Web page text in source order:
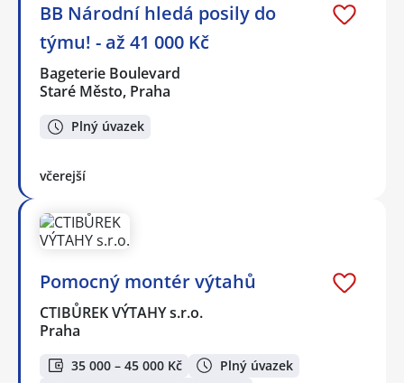
BB Národní hledá posily do
týmu! - až 41 000 Kč
Bageterie Boulevard
Staré Město, Praha
Plný úvazek
včerejší
Pomocný montér výtahů
CTIBŮREK VÝTAHY s.r.o.
Praha
35 000 – 45 000 Kč
Plný úvazek